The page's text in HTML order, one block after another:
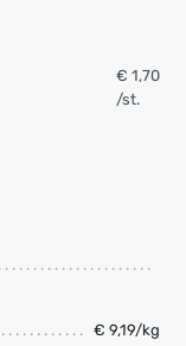
€ 1,70
/st.
€ 9,19/kg